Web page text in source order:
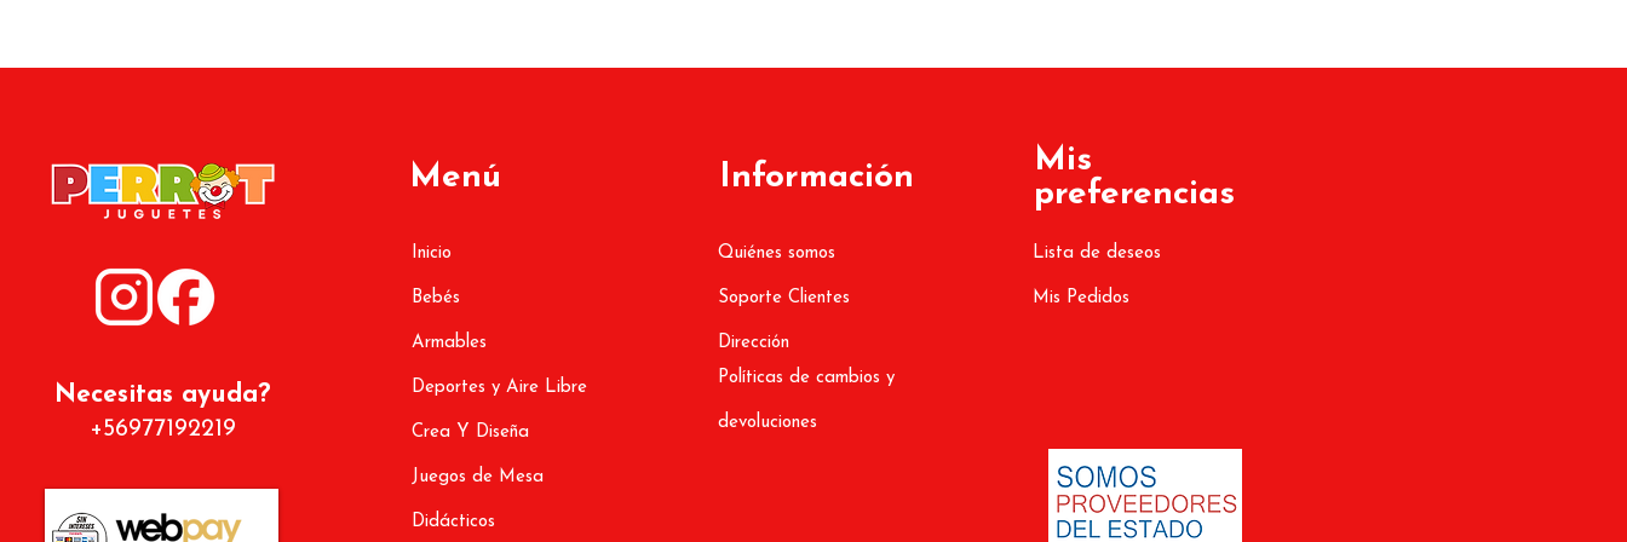
Necesitas ayuda?
+56977192219
Menú
Inicio
Bebés
Armables
Deportes y Aire Libre
Crea Y Diseña
Juegos de Mesa
Didácticos
Información
Quiénes somos
Soporte Clientes
Dirección
Políticas de cambios y
devoluciones
Mis
preferencias
Lista de deseos
Mis Pedidos